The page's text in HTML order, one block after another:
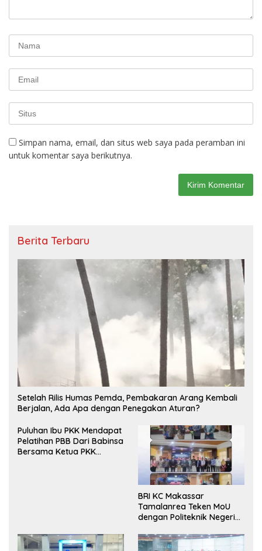
Simpan nama, email, dan situs web saya pada peramban ini
untuk komentar saya berikutnya.
Berita Terbaru
Setelah Rilis Humas Pemda, Pembakaran Arang Kembali
Berjalan, Ada Apa dengan Penegakan Aturan?
Puluhan Ibu PKK Mendapat
Pelatihan PBB Dari Babinsa
Bersama Ketua PKK
BRI KC Makassar
Tamalanrea Teken MoU
dengan Politeknik Negeri
Layanan Perbankan